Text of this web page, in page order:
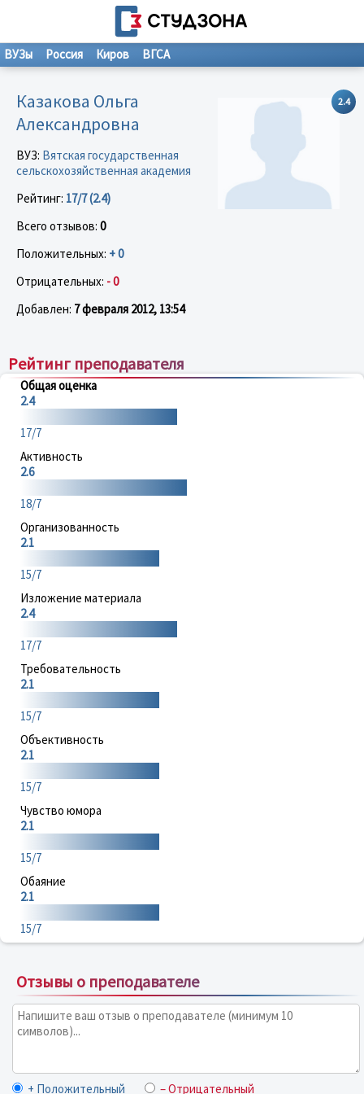
ВУЗы Россия Киров ВГСА
2.4
Казакова Ольга
Александровна
ВУЗ: Вятская государственная
сельскохозяйственная академия
Рейтинг: 17/7 (2.4)
Всего отзывов: 0
Положительных: + 0
Отрицательных: - 0
Добавлен: 7 февраля 2012, 13:54
Рейтинг преподавателя
Общая оценка
2.4
17/7
Активность
2.6
18/7
Организованность
2.1
15/7
Изложение материала
2.4
17/7
Требовательность
2.1
15/7
Объективность
2.1
15/7
Чувство юмора
2.1
15/7
Обаяние
2.1
15/7
Отзывы о преподавателе
+ Положительный – Отрицательный